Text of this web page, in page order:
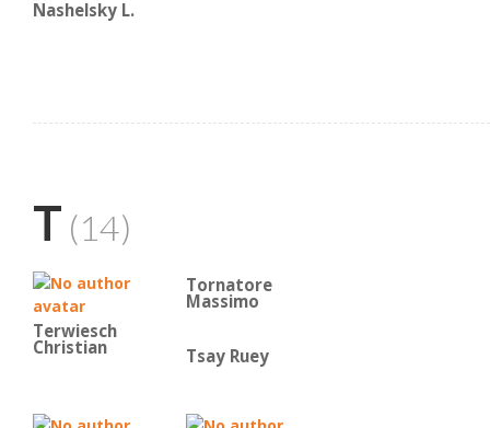
Nashelsky L.
T (14)
Terwiesch
Christian
Tornatore
Massimo
Tsay Ruey